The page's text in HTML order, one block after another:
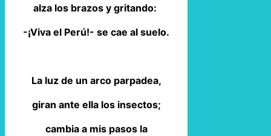
alza los brazos y gritando:
-¡Viva el Perú!- se cae al suelo.
La luz de un arco parpadea,
giran ante ella los insectos;
cambia a mis pasos la